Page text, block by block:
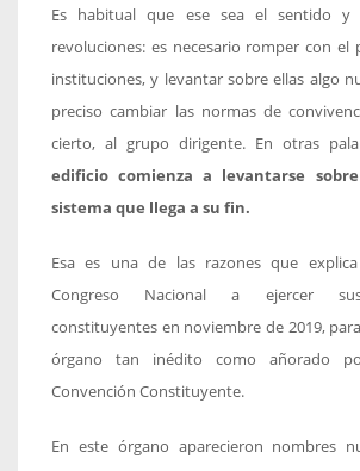
Es habitual que ese sea el sentido
revoluciones: es necesario romper con el
instituciones, y levantar sobre ellas algo
preciso cambiar las normas de
cierto, al grupo dirigente. En otras
edificio comienza a levantarse
sistema que llega a su fin.
Esa es una de las razones que
Congreso Nacional a ejercer
constituyentes en noviembre de 2019,
órgano tan inédito como añorado
Convención Constituyente.
En este órgano aparecieron nombres